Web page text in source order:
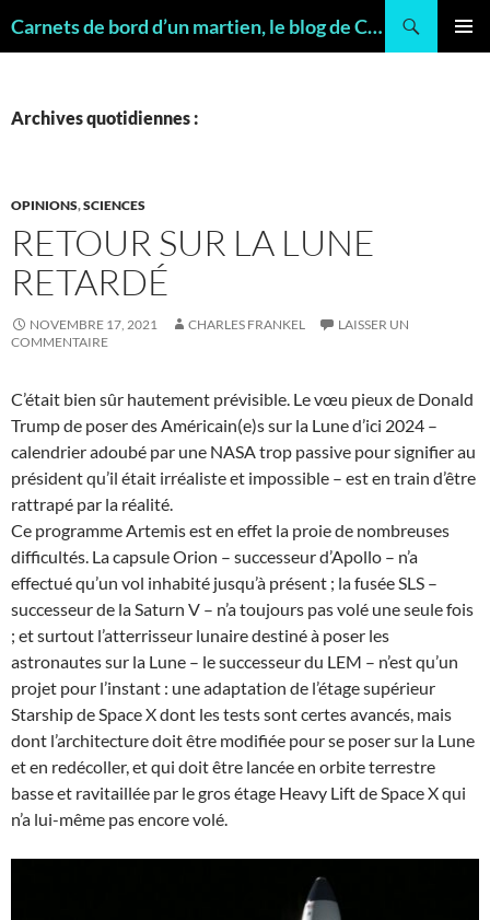
Carnets de bord d’un martien, le blog de Charles FRANKEL, géologue
Archives quotidiennes :
OPINIONS,SCIENCES
RETOUR SUR LA LUNE
RETARDÉ
NOVEMBRE 17, 2021 CHARLES FRANKEL
LAISSER UN
COMMENTAIRE
C’était bien sûr hautement prévisible. Le vœu pieux de Donald
Trump de poser des Américain(e)s sur la Lune d’ici 2024 –
calendrier adoubé par une NASA trop passive pour signifier au
président qu’il était irréaliste et impossible – est en train d’être
rattrapé par la réalité.
Ce programme Artemis est en effet la proie de nombreuses
difficultés. La capsule Orion – successeur d’Apollo – n’a
effectué qu’un vol inhabité jusqu’à présent ; la fusée SLS –
successeur de la Saturn V – n’a toujours pas volé une seule fois
; et surtout l’atterrisseur lunaire destiné à poser les
astronautes sur la Lune – le successeur du LEM – n’est qu’un
projet pour l’instant : une adaptation de l’étage supérieur
Starship de Space X dont les tests sont certes avancés, mais
dont l’architecture doit être modifiée pour se poser sur la Lune
et en redécoller, et qui doit être lancée en orbite terrestre
basse et ravitaillée par le gros étage Heavy Lift de Space X qui
n’a lui-même pas encore volé.